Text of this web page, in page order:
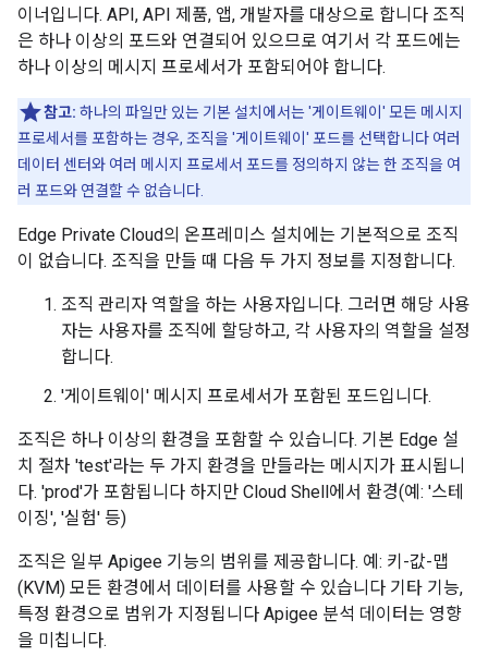
이너입니다. API, API 제품, 앱, 개발자를 대상으로 합니다 조직
은 하나 이상의 포드와 연결되어 있으므로 여기서 각 포드에는
하나 이상의 메시지 프로세서가 포함되어야 합니다.
참고: 하나의 파일만 있는 기본 설치에서는 '게이트웨이' 모든 메시지
프로세서를 포함하는 경우, 조직을 '게이트웨이' 포드를 선택합니다 여러
데이터 센터와 여러 메시지 프로세서 포드를 정의하지 않는 한 조직을 여
러 포드와 연결할 수 없습니다.
Edge Private Cloud의 온프레미스 설치에는 기본적으로 조직
이 없습니다. 조직을 만들 때 다음 두 가지 정보를 지정합니다.
조직 관리자 역할을 하는 사용자입니다. 그러면 해당 사용
자는 사용자를 조직에 할당하고, 각 사용자의 역할을 설정
합니다.
'게이트웨이' 메시지 프로세서가 포함된 포드입니다.
조직은 하나 이상의 환경을 포함할 수 있습니다. 기본 Edge 설
치 절차 'test'라는 두 가지 환경을 만들라는 메시지가 표시됩니
다. 'prod'가 포함됩니다 하지만 Cloud Shell에서 환경(예: '스테
이징', '실험' 등)
조직은 일부 Apigee 기능의 범위를 제공합니다. 예: 키-값-맵
(KVM) 모든 환경에서 데이터를 사용할 수 있습니다 기타 기능,
특정 환경으로 범위가 지정됩니다 Apigee 분석 데이터는 영향
을 미칩니다.